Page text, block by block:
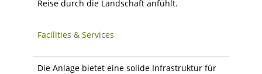
Reise durch die Landschaft anfühlt.
Facilities & Services
Die Anlage bietet eine solide Infrastruktur für